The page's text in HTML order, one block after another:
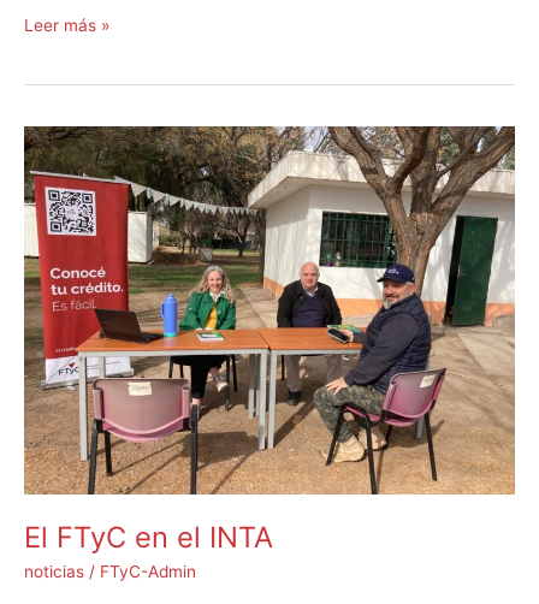
Leer más »
El FTyC en el INTA
noticias / FTyC-Admin
El
FTyC
en
el
INTA